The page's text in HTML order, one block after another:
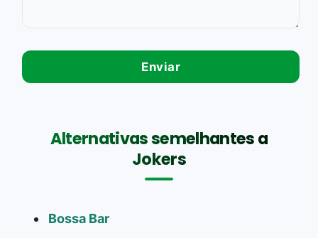
Alternativas semelhantes a
Jokers
Bossa Bar